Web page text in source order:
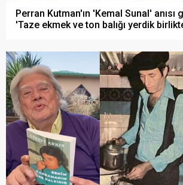
Perran Kutman'ın 'Kemal Sunal' anısı
'Taze ekmek ve ton balığı yerdik